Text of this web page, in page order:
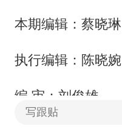
本期编辑：蔡晓琳
执行编辑：陈晓婉
编 审：刘俊雄
写跟贴